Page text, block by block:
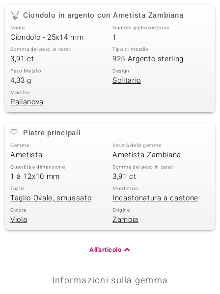
Ciondolo in argento con Ametista Zambiana
Nome
Ciondolo - 25x14 mm
Numero pietre preziose
1
Somma del peso in carati
3,91 ct
Tipo di metallo
925 Argento sterling
Peso Metallo
4,33 g
Design
Solitario
Marchio
Pallanova
Pietre principali
Gemme
Ametista
Varietà delle gemme
Ametista Zambiana
Quantità e dimensione
1 à 12x10 mm
Somma del peso in carati
3,91 ct
Taglio
Taglio Ovale, smussato
Montatura
Incastonatura a castone
Colore
Viola
Origine
Zambia
All'articolo
Informazioni sulla gemma